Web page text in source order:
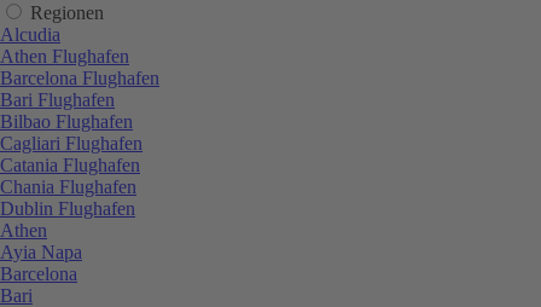
Regionen
Alcudia
Athen Flughafen
Barcelona Flughafen
Bari Flughafen
Bilbao Flughafen
Cagliari Flughafen
Catania Flughafen
Chania Flughafen
Dublin Flughafen
Athen
Ayia Napa
Barcelona
Bari